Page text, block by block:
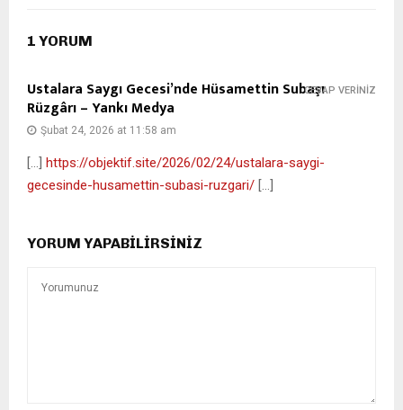
1 YORUM
Ustalara Saygı Gecesi’nde Hüsamettin Subaşı
Rüzgârı – Yankı Medya
Şubat 24, 2026 at 11:58 am
[…] https://objektif.site/2026/02/24/ustalara-saygi-
gecesinde-husamettin-subasi-ruzgari/ […]
CEVAP VERINIZ
YORUM YAPABILIRSINIZ